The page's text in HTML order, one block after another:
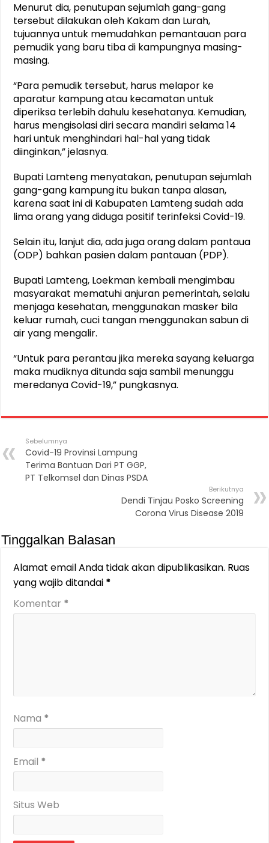
Menurut dia, penutupan sejumlah gang-gang
tersebut dilakukan oleh Kakam dan Lurah,
tujuannya untuk memudahkan pemantauan para
pemudik yang baru tiba di kampungnya masing-
masing.
“Para pemudik tersebut, harus melapor ke
aparatur kampung atau kecamatan untuk
diperiksa terlebih dahulu kesehatanya. Kemudian,
harus mengisolasi diri secara mandiri selama 14
hari untuk menghindari hal-hal yang tidak
diinginkan,” jelasnya.
Bupati Lamteng menyatakan, penutupan sejumlah
gang-gang kampung itu bukan tanpa alasan,
karena saat ini di Kabupaten Lamteng sudah ada
lima orang yang diduga positif terinfeksi Covid-19.
Selain itu, lanjut dia, ada juga orang dalam pantaua
(ODP) bahkan pasien dalam pantauan (PDP).
Bupati Lamteng, Loekman kembali mengimbau
masyarakat mematuhi anjuran pemerintah, selalu
menjaga kesehatan, menggunakan masker bila
keluar rumah, cuci tangan menggunakan sabun di
air yang mengalir.
“Untuk para perantau jika mereka sayang keluarga
maka mudiknya ditunda saja sambil menunggu
meredanya Covid-19,” pungkasnya.
Sebelumnya
Covid-19 Provinsi Lampung
Terima Bantuan Dari PT GGP,
PT Telkomsel dan Dinas PSDA
Berikutnya
Dendi Tinjau Posko Screening
Corona Virus Disease 2019
Tinggalkan Balasan
Alamat email Anda tidak akan dipublikasikan. Ruas
yang wajib ditandai *
Komentar *
Nama *
Email *
Situs Web